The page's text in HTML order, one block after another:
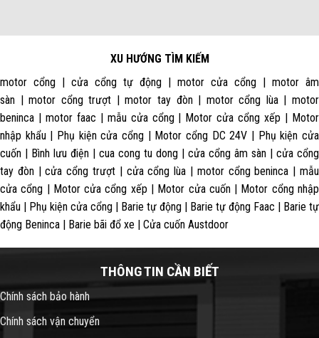
XU HƯỚNG TÌM KIẾM
motor cổng | cửa cổng tự động | motor cửa cổng | motor âm
sàn | motor cổng trượt | motor tay đòn | motor cổng lùa | motor
beninca | motor faac | mẫu cửa cổng | Motor cửa cổng xếp | Motor
nhập khẩu | Phụ kiện cửa cổng | Motor cổng DC 24V | Phụ kiện cửa
cuốn | Bình lưu điện | cua cong tu dong | cửa cổng âm sàn | cửa cổng
tay đòn | cửa cổng trượt | cửa cổng lùa | motor cổng beninca | mẫu
cửa cổng | Motor cửa cổng xếp | Motor cửa cuốn | Motor cổng nhập
khẩu | Phụ kiện cửa cổng | Barie tự động | Barie tự động Faac | Barie tự
động Beninca | Barie bãi đổ xe | Cửa cuốn Austdoor
THÔNG TIN CẦN BIẾT
Chính sách bảo hành
Chính sách vận chuyển